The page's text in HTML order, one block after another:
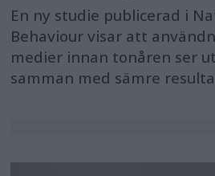
En ny studie publicerad i
Behaviour visar att
medier innan tonåren ser
samman med sämre